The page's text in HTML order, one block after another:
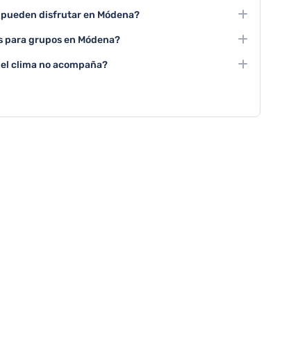
recorrer el centro histórico y conocer los
actividades turísticas imprescindibles.
disfrutar en Módena?
en la Piazza Grande y las exposiciones temporales
experiencia cultural.
grupos en Módena?
balsámico ofrecen tours grupales con
programas especiales para grupos.
clima no acompaña?